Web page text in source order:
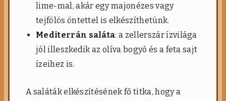
lime-mal, akár egy majonézes vagy
tejfölös öntettel is elkészíthetünk.
Mediterrán saláta: a zellerszár ízvilága
jól illeszkedik az olíva bogyó és a feta sajt
ízeihez is.
A saláták elkészítésének fő titka, hogy a